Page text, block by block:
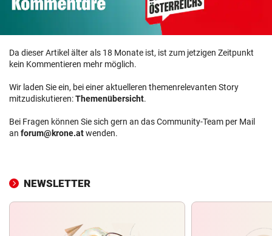
Da dieser Artikel älter als 18 Monate ist, ist zum jetzigen Zeitpunkt
kein Kommentieren mehr möglich.
Wir laden Sie ein, bei einer aktuelleren themenrelevanten Story
mitzudiskutieren:Themenübersicht.
Bei Fragen können Sie sich gern an das Community-Team per Mail
an forum@krone.atwenden.
NEWSLETTER